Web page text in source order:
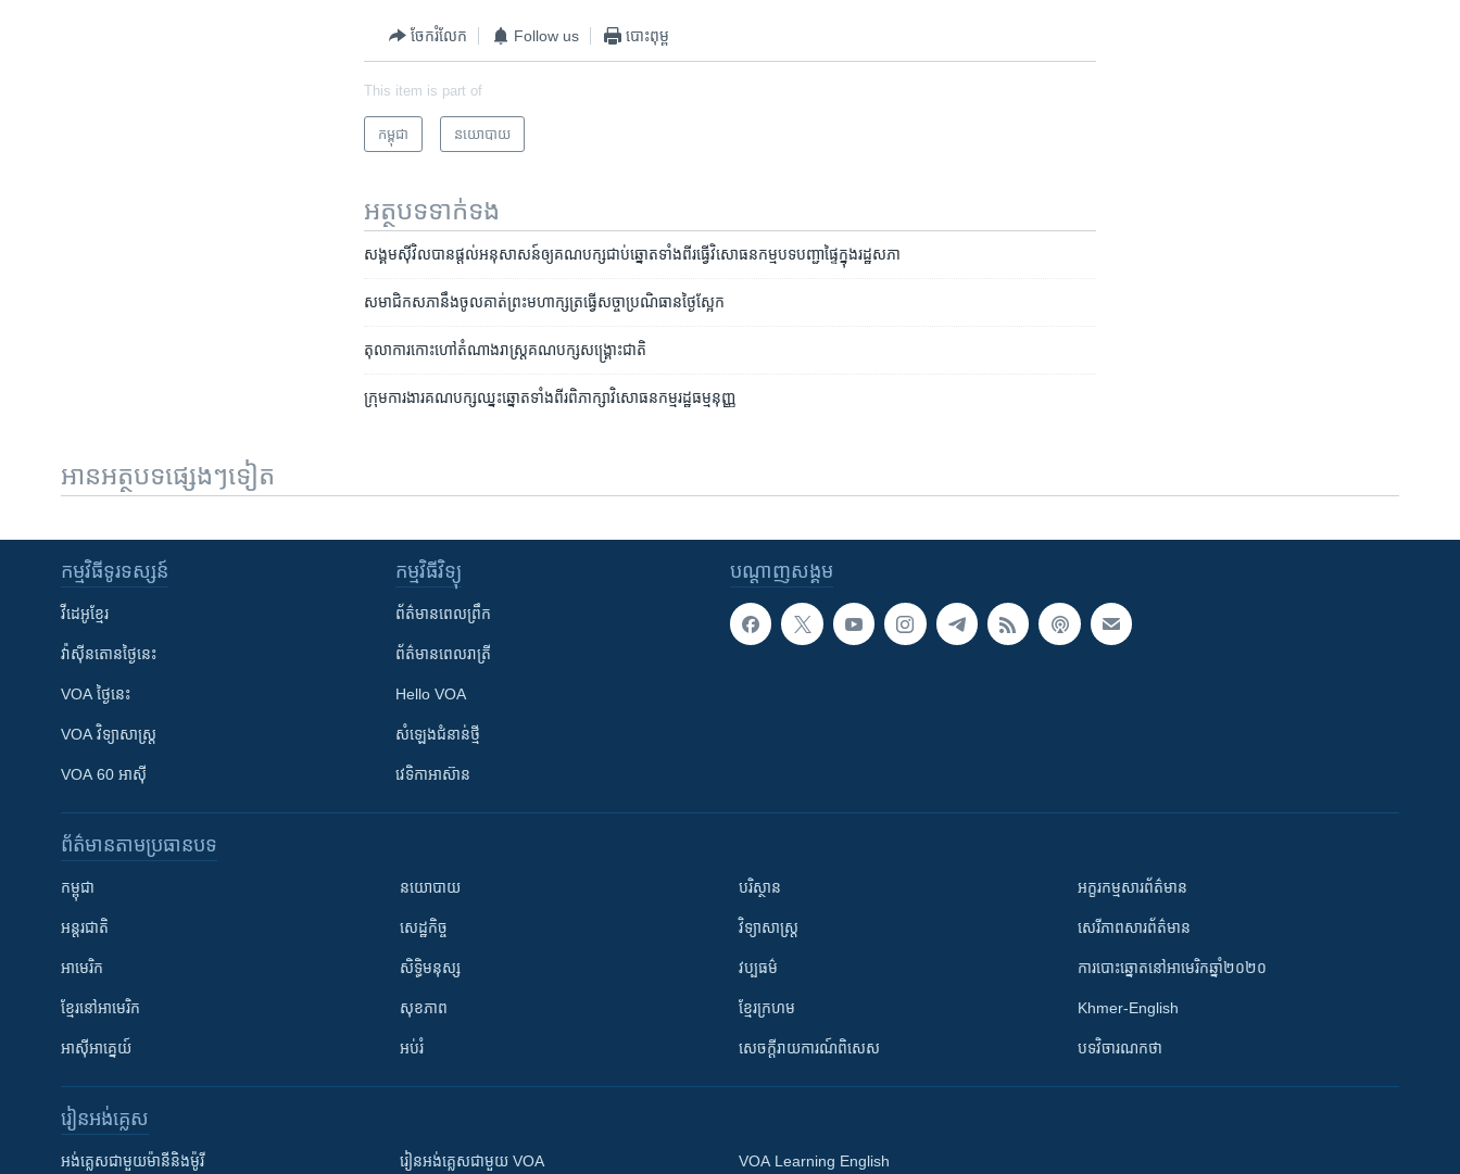
ចែករំលែក Follow us បោះពុម្ព
This item is part of
កម្ពុជា នយោបាយ
អត្ថបទ​ទាក់ទង
សង្គម​ស៊ីវិល​​​បាន​ផ្តល់​អនុសាសន៍​ឲ្យ​គណបក្ស​ជាប់​ឆ្នោត​ទាំង​ពីរ​ធ្វើ​វិសោធនកម្ម​បទបញ្ជា​ផ្ទៃ​ក្នុង​រដ្ឋសភា
សមាជិក​សភា​នឹង​ចូល​គាត់​ព្រះ​មហាក្សត្រ​ធ្វើ​សច្ចា​ប្រណិធាន​ថ្ងៃ​ស្អែក
តុលាការ​កោះ​ហៅ​តំណាង​រាស្ត្រ​គណបក្ស​សង្គ្រោះជាតិ
ក្រុម​ការ​ងារ​គណបក្ស​ឈ្នះឆ្នោត​ទាំងពីរ​ពិភាក្សា​វិសោធនកម្ម​រដ្ឋធម្មនុញ្ញ
អានអត្ថបទផ្សេងៗទៀត
បណ្តាញ​សង្គម
កម្មវិធី​ទូរទស្សន៍
វីដេអូ​ខ្មែរ
វ៉ាស៊ីនតោន​ថ្ងៃ​នេះ
VOA ថ្ងៃនេះ
VOA ​វិទ្យាសាស្ត្រ
VOA 60 អាស៊ី
កម្មវិធី​វិទ្យុ
ព័ត៌មាន​ពេល​ព្រឹក
ព័ត៌មាន​​ពេល​រាត្រី
Hello VOA
សំឡេង​ជំនាន់​ថ្មី
វេទិកា​អាស៊ាន
ព័ត៌មាន​តាមប្រធានបទ​
កម្ពុជា
អន្តរជាតិ
អាមេរិក
ខ្មែរ​នៅអាមេរិក
អាស៊ីអាគ្នេយ៍
នយោបាយ
សេដ្ឋកិច្ច
សិទ្ធិមនុស្ស
សុខភាព
អប់រំ
បរិស្ថាន
វិទ្យាសាស្រ្ត
វប្បធម៌
ខ្មែរក្រហម
សេចក្តីរាយការណ៍ពិសេស
អក្ខរកម្មសារព័ត៌មាន
សេរីភាពសារព័ត៌មាន
ការបោះឆ្នោតនៅអាមេរិកឆ្នាំ២០២០
Khmer-English
បទវិចារណកថា
រៀន​​អង់គ្លេស
អង់គ្លេស​ជាមួយ​ម៉ានី​និង​ម៉ូរី រៀន​​​​​​អង់គ្លេស​​ជាមួយ VOA VOA Learning English